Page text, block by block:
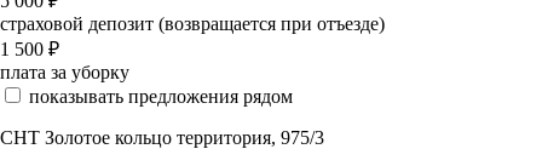
страховой депозит (возвращается при отъезде)
1 500 ₽
плата за уборку
показывать предложения рядом
СНТ Золотое кольцо территория, 975/3